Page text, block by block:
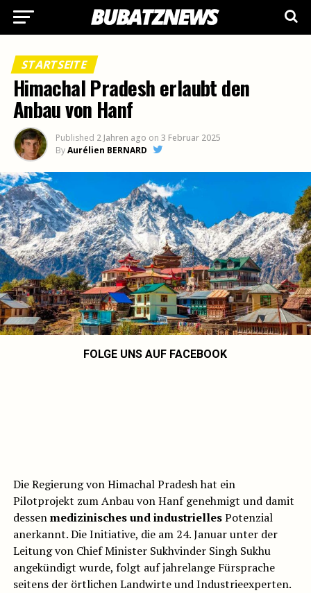
STARTSEITE
Himachal Pradesh erlaubt den
Anbau von Hanf
Published 2 Jahren ago on 3 Februar 2025
ByAurélien BERNARD
FOLGE UNS AUF FACEBOOK
Die Regierung von Himachal Pradesh hat ein
Pilotprojekt zum Anbau von Hanf genehmigt und damit
dessenmedizinisches und industriellesPotenzial
anerkannt. Die Initiative, die am 24. Januar unter der
Leitung von Chief Minister Sukhvinder Singh Sukhu
angekündigt wurde, folgt auf jahrelange Fürsprache
seitens der örtlichen Landwirte und Industrieexperten.